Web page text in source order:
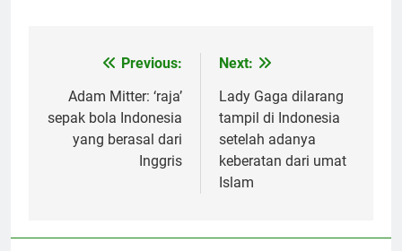
navigation
Previous:
Adam Mitter: ‘raja’
sepak bola Indonesia
yang berasal dari
Inggris
Next:
Lady Gaga dilarang
tampil di Indonesia
setelah adanya
keberatan dari umat
Islam